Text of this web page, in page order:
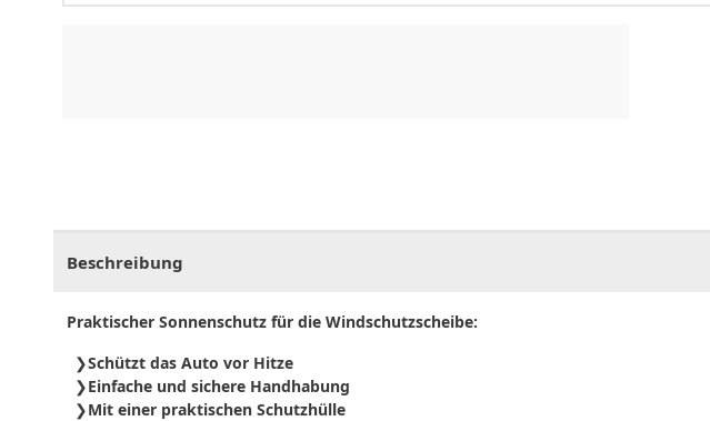
Beschreibung
Praktischer Sonnenschutz für die Windschutzscheibe:
Schützt das Auto vor Hitze
Einfache und sichere Handhabung
Mit einer praktischen Schutzhülle